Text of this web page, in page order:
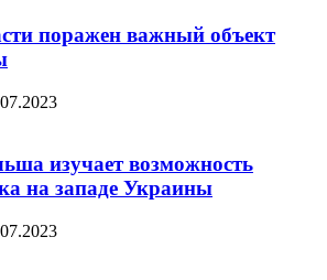
поражен важный объект
изучает возможность
на западе Украины